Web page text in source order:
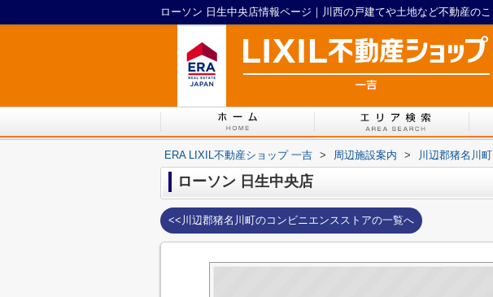
ERA LIXIL不動産ショップ 一吉 > 周辺施設案内 > 川辺郡猪名川町
ローソン 日生中央店
<<川辺郡猪名川町のコンビニエンスストアの一覧へ